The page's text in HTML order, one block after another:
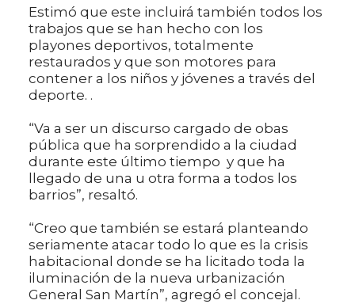
Estimó que este incluirá también todos los
trabajos que se han hecho con los
playones deportivos, totalmente
restaurados y que son motores para
contener a los niños y jóvenes a través del
deporte. .
“Va a ser un discurso cargado de obas
pública que ha sorprendido a la ciudad
durante este último tiempo y que ha
llegado de una u otra forma a todos los
barrios”, resaltó.
“Creo que también se estará planteando
seriamente atacar todo lo que es la crisis
habitacional donde se ha licitado toda la
iluminación de la nueva urbanización
General San Martín”, agregó el concejal.